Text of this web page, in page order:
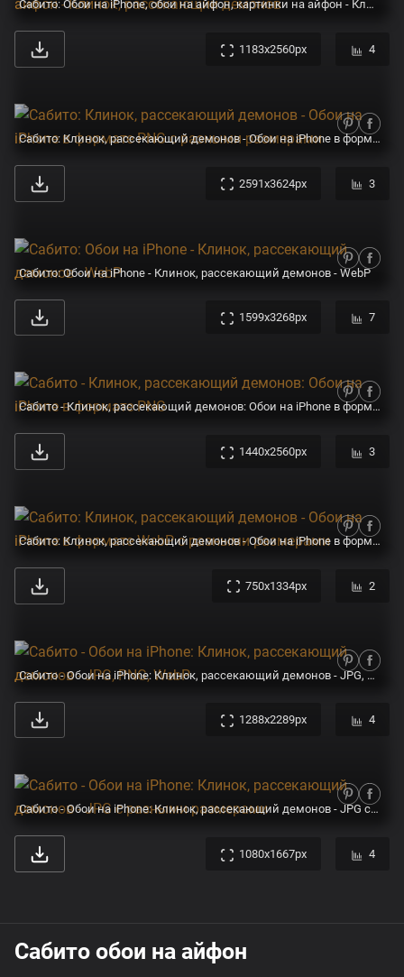
Сабито: Обои на iPhone, обои на айфон, картинки на айфон - Клинок, рассекающий демонов
1183x2560px 4
Сабито: Клинок, рассекающий демонов - Обои на iPhone в формате PNG с разными размерами
2591x3624px 3
Сабито: Обои на iPhone - Клинок, рассекающий демонов - WebP
1599x3268px 7
Сабито - Клинок, рассекающий демонов: Обои на iPhone в формате PNG
1440x2560px 3
Сабито: Клинок, рассекающий демонов - Обои на iPhone в формате WebP с разными размерами
750x1334px 2
Сабито - Обои на iPhone: Клинок, рассекающий демонов - JPG, PNG, WebP
1288x2289px 4
Сабито - Обои на iPhone: Клинок, рассекающий демонов - JPG с разными размерами
1080x1667px 4
Сабито обои на айфон